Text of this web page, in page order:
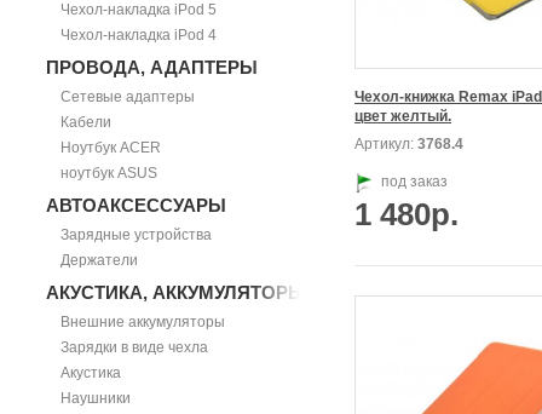
Чехол-накладка iPod 5
Чехол-накладка iPod 4
ПРОВОДА, АДАПТЕРЫ
Сетевые адаптеры
Кабели
Ноутбук ACER
ноутбук ASUS
АВТОАКСЕССУАРЫ
Зарядные устройства
Держатели
АКУСТИКА, АККУМУЛЯТОРЫ
Внешние аккумуляторы
Зарядки в виде чехла
Акустика
Наушники
Чехол-книжка Remax
цвет желтый.
Артикул: 3768.4
под заказ
1 480р.